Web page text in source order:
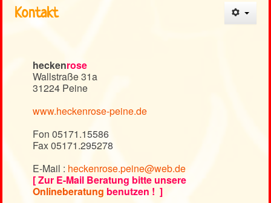
Kontakt
Kontakt
heckenrose
Wallstraße 31a
31224 Peine
www.heckenrose-peine.de
Fon 05171.15586
Fax 05171.295278
E-Mail : heckenrose.peine@web.de
[ Zur E-Mail Beratung bitte unsere
Onlineberatung benutzen ! ]